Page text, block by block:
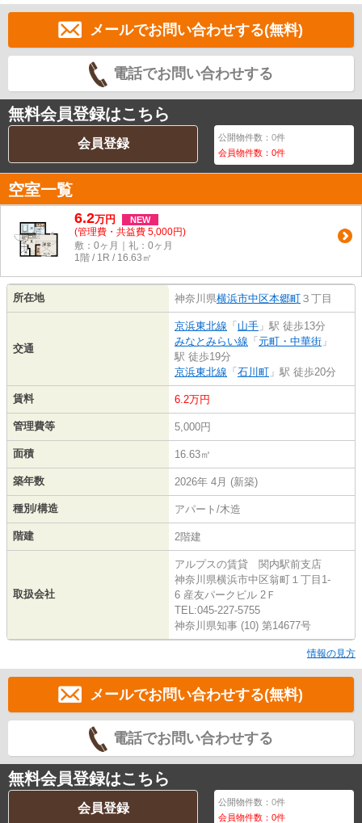
メールでお問い合わせする(無料)
電話でお問い合わせする
無料会員登録はこちら
会員登録 公開物件数：0件
会員物件数：0件
空室一覧
6.2万円 NEW
(管理費・共益費 5,000円)
敷：0ヶ月｜礼：0ヶ月
1階 / 1R / 16.63㎡
所在地 神奈川県横浜市中区本郷町 ３丁目
交通
京浜東北線 「 山手 」駅 徒歩13分
みなとみらい線 「 元町・中華街 」
駅 徒歩19分
京浜東北線 「 石川町 」駅 徒歩20分
賃料 6.2万円
管理費等 5,000円
面積 16.63㎡
築年数 2026年 4月 (新築)
種別/構造 アパート/木造
階建 2階建
取扱会社
アルプスの賃貸 関内駅前支店
神奈川県横浜市中区翁町１丁目1-
6 産友パークビル 2Ｆ
TEL:045-227-5755
神奈川県知事 (10) 第14677号
情報の見方
メールでお問い合わせする(無料)
電話でお問い合わせする
無料会員登録はこちら
会員登録 公開物件数：0件
会員物件数：0件